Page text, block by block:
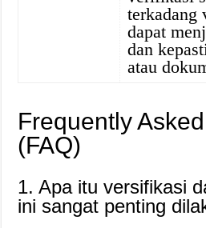
terkadang
dapat
dan
atau
Frequently
(FAQ)
1. Apa itu versifikasi
ini sangat penting